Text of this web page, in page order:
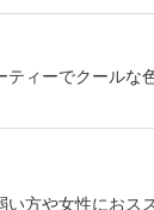
ィーでクールな
方や女性におス